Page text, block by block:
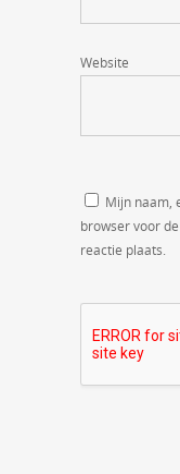
Website
Mijn naam,
browser voor
reactie plaats.